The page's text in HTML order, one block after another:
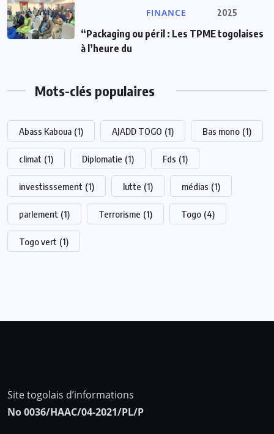
FINANCE
2025
“Packaging ou péril : Les TPME togolaises
à l’heure du
Mots-clés populaires
Abass Kaboua (1) AJADD TOGO (1) Bas mono (1)
climat (1) Diplomatie (1) Fds (1)
investisssement (1) lutte (1) médias (1)
parlement (1) Terrorisme (1) Togo (4)
Togo vert (1)
Site togolais d’informations
No 0036/HAAC/04-2021/PL/P